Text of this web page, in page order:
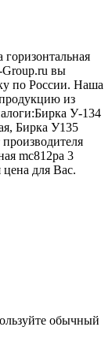
Group.ru вы
по России. Наша
из
У-134
Бирка У135
mc812pa 3
для Вас.
обычный